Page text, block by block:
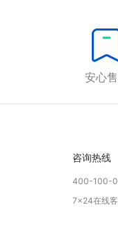
安心
咨询热线
400-100-
7x24在线